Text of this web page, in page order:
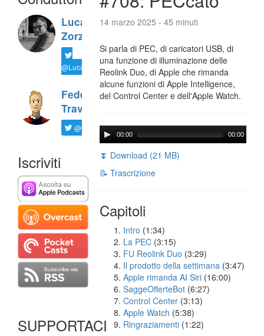
Luca
Zorzi
@LucaTNT
Federico
Travaini
@ftrava
Iscriviti
SUPPORTACI
14 marzo 2025 - 45 minuti
Si parla di PEC, di caricatori USB, di
una funzione di illuminazione delle
Reolink Duo, di Apple che rimanda
alcune funzioni di Apple Intelligence,
del Control Center e dell'Apple Watch.
00:00 00:00
⏬ Download (21 MB)
📝 Trascrizione
Capitoli
Intro (1:34)
La PEC (3:15)
FU Reolink Duo (3:29)
Il prodotto della settimana (3:47)
Apple rimanda AI Siri (16:00)
SaggeOfferteBot (6:27)
Control Center (3:13)
Apple Watch (5:38)
Ringraziamenti (1:22)